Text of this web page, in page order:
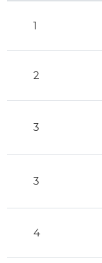
1
2
3
3
4